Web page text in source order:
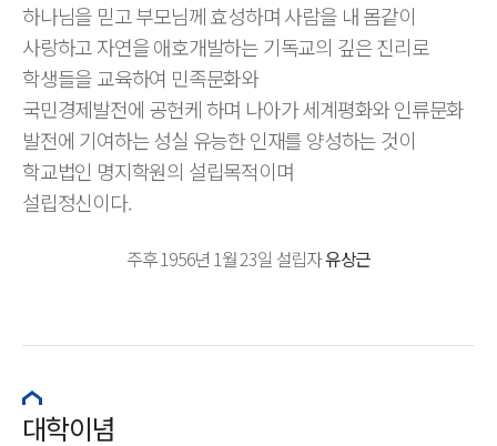
하나님을 믿고 부모님께 효성하며 사람을 내 몸같이
사랑하고 자연을 애호개발하는 기독교의 깊은 진리로
학생들을 교육하여 민족문화와
국민경제발전에 공헌케 하며 나아가 세계평화와 인류문화
발전에 기여하는 성실 유능한 인재를 양성하는 것이
학교법인 명지학원의 설립목적이며
설립정신이다.
주후 1956년 1월 23일 설립자유상근
대학이념